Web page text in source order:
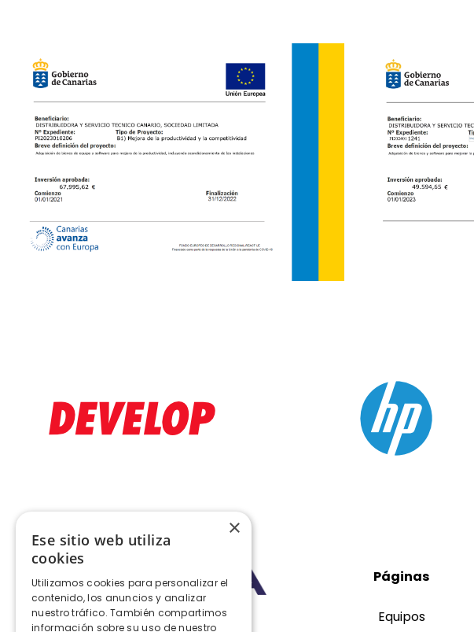
Distribuidora y Servicio Técnico
Páginas
Equipos
×
Ese sitio web utiliza
cookies
Utilizamos cookies para personalizar el
contenido, los anuncios y analizar
nuestro tráfico. También compartimos
información sobre su uso de nuestro